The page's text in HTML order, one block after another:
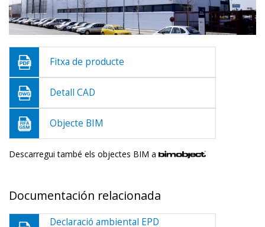
Fitxa de producte
Detall CAD
Objecte BIM
Descarregui també els objectes BIM a
Documentación relacionada
Declaració ambiental EPD